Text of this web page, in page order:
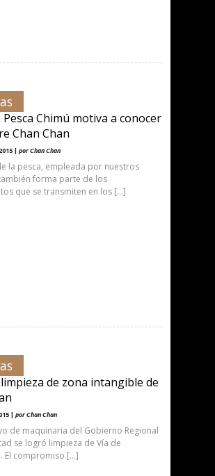
Chimú motiva a conocer
Chan Chan
| por Chan Chan
la pesca, empleada por nuestros
forma parte de los
que se transmiten en los […]
de zona intangible de
| por Chan Chan
de maquinaria del Gobierno Regional
se logró limpieza de Vía de
El compromiso […]